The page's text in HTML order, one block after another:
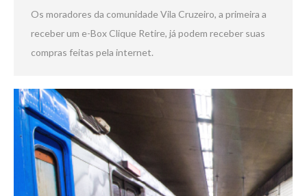
Os moradores da comunidade Vila Cruzeiro, a primeira a
receber um e-Box Clique Retire, já podem receber suas
compras feitas pela internet.